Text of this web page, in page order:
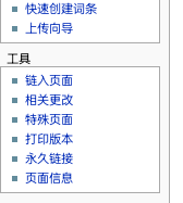
快速创建词条
上传向导
工具
链入页面
相关更改
特殊页面
打印版本
永久链接
页面信息